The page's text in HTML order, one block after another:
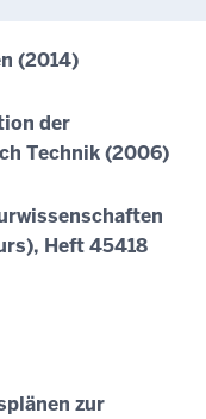
(2014)
der
Technik (2006)
Heft 45418
zur